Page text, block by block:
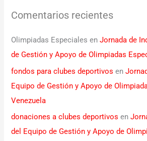
Comentarios recientes
Olimpiadas Especiales enJornada de
de Gestión y Apoyo de Olimpiadas
fondos para clubes deportivos en
Equipo de Gestión y Apoyo de
Venezuela
donaciones a clubes deportivos en
del Equipo de Gestión y Apoyo de